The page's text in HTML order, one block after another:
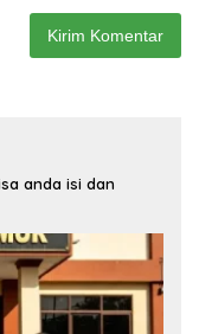
anda isi dan